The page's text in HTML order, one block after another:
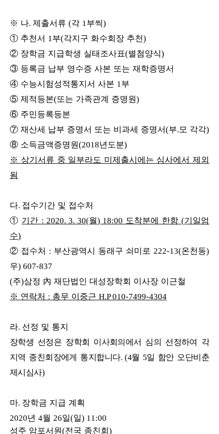
※ 나. 제출서류 (각 1부씩)
① 추천서 1부(각지구 화수회장 추천)
② 장학금 지급학생 실태조사표(별첨양식)
③ 등록금 납부 영수증 사본 또는 재학증명서
④ 수능시험성적통지서 사본 1부
⑤ 제적등본(또는 가족관계 증명원)
⑥ 주민등록등본
⑦ 재산세 납부 증명서 또는 비과세 증명서(부.모 각각)
⑧ 소득금액증명원(2018년도분)
※ 상기서류 중 일부라도 미제출시에는 심사에서 제외
됨
다. 접수기간 및 접수처
① 기간 : 2020. 3. 30(월) 18:00 도착분에 한함(기일엄
수)
② 접수처 : 부산광역시 동래구 쇠미로222-13(온천동)
우) 607-837
(주)삼정 內 재단법인 대성장학회 이사장 이근철
※ 연락처 : 총무 이중근 H.P 010-7499-4304
라. 선정 및 통지
장학생 선정은 장학회 이사회의에서 심의 선정하여 각
지역 종친회장에게 통지합니다. (4월 5일 함안 오단비춘
제시심사)
마. 장학금 지급 계획
2020년 4월 26일(일) 11:00
성주 암포서원(전국 종친회)